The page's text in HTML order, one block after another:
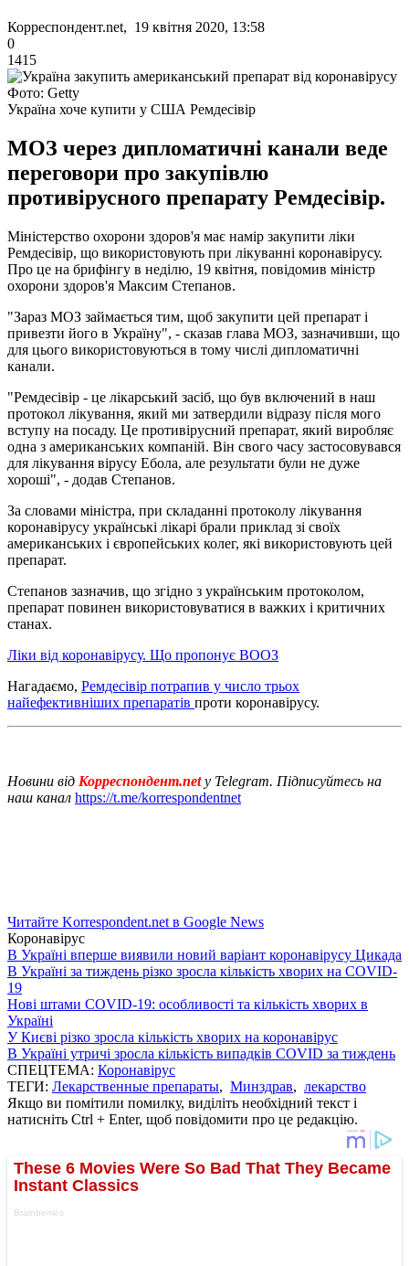
Корреспондент.net, 19 квітня 2020, 13:58
0
1415
Фото: Getty
Україна хоче купити у США Ремдесівір
МОЗ через дипломатичні канали веде
переговори про закупівлю
противірусного препарату Ремдесівір.
Міністерство охорони здоров'я має намір закупити ліки
Ремдесівір, що використовують при лікуванні коронавірусу.
Про це на брифінгу в неділю, 19 квітня, повідомив міністр
охорони здоров'я Максим Степанов.
"Зараз МОЗ займається тим, щоб закупити цей препарат і
привезти його в Україну", - сказав глава МОЗ, зазначивши, що
для цього використовуються в тому числі дипломатичні
канали.
"Ремдесівір - це лікарський засіб, що був включений в наш
протокол лікування, який ми затвердили відразу після мого
вступу на посаду. Це противірусний препарат, який виробляє
одна з американських компаній. Він свого часу застосовувався
для лікування вірусу Ебола, але результати були не дуже
хороші", - додав Степанов.
За словами міністра, при складанні протоколу лікування
коронавірусу українські лікарі брали приклад зі своїх
американських і європейських колег, які використовують цей
препарат.
Степанов зазначив, що згідно з українським протоколом,
препарат повинен використовуватися в важких і критичних
станах.
Ліки від коронавірусу. Що пропонує ВООЗ
Нагадаємо, Ремдесівір потрапив у число трьох
найефективніших препаратів проти коронавірусу.
Новини від Корреспондент.net у Telegram. Підписуйтесь на
наш канал https://t.me/korrespondentnet
Читайте Korrespondent.net в Google News
Коронавірус
В Україні вперше виявили новий варіант коронавірусу Цикада
В Україні за тиждень різко зросла кількість хворих на COVID-
19
Нові штами COVID-19: особливості та кількість хворих в
Україні
У Києві різко зросла кількість хворих на коронавірус
В Україні утричі зросла кількість випадків COVID за тиждень
СПЕЦТЕМА: Коронавірус
ТЕГИ: Лекарственные препараты, Минздрав, лекарство
Якщо ви помітили помилку, виділіть необхідний текст і
натисніть Ctrl + Enter, щоб повідомити про це редакцію.